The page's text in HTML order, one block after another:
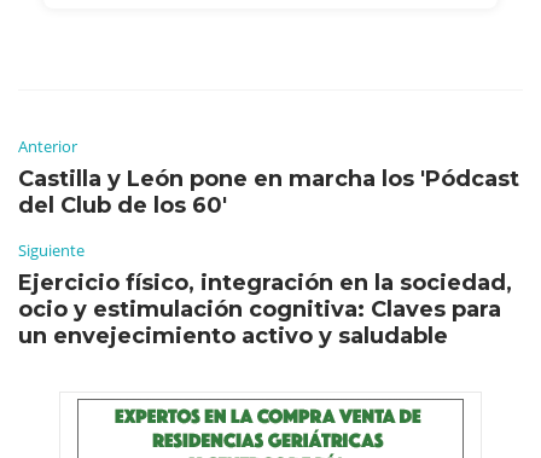
Anterior
Castilla y León pone en marcha los 'Pódcast
del Club de los 60'
Siguiente
Ejercicio físico, integración en la sociedad,
ocio y estimulación cognitiva: Claves para
un envejecimiento activo y saludable